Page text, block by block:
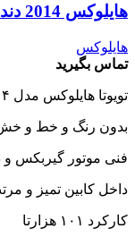
هایلوکس 2014 دنده ای بی رنگ
هایلوکس
تماس بگیرید
تویوتا هایلوکس مدل ۲۰۱۴
بدون رنگ و خط و
فنی موتور گیربکس و
داخل کابین تمیز و
کارکرد ۱۰۱ هزارتا